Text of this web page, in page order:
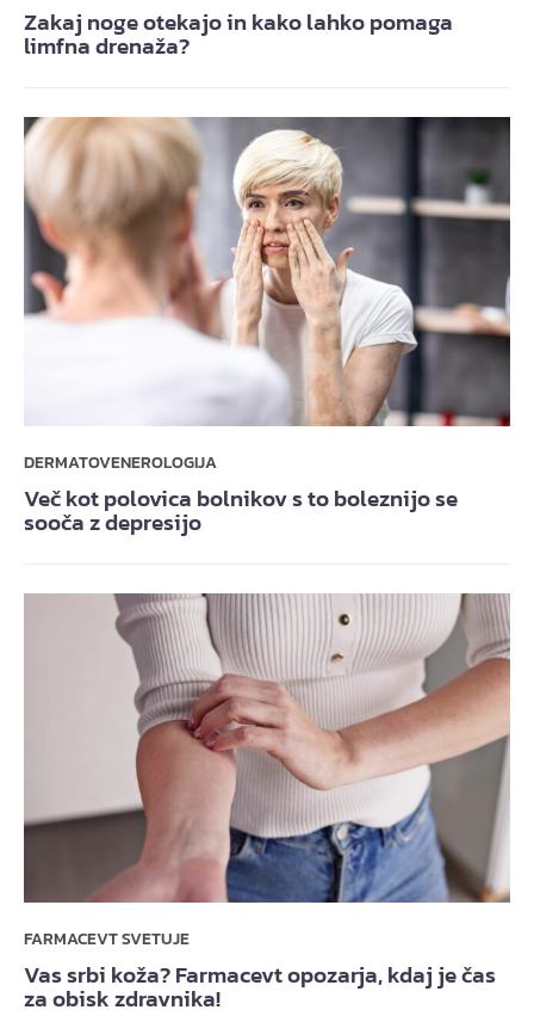
Zakaj noge otekajo in kako lahko pomaga
limfna drenaža?
DERMATOVENEROLOGIJA
Več kot polovica bolnikov s to boleznijo se
sooča z depresijo
FARMACEVT SVETUJE
Vas srbi koža? Farmacevt opozarja, kdaj je čas
za obisk zdravnika!